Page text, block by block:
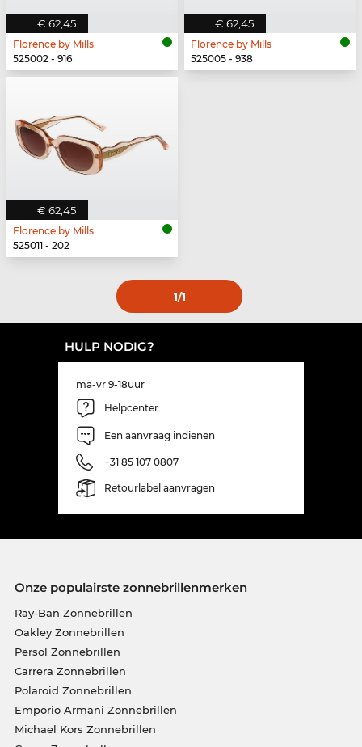
€ 62,45
Florence by Mills
525002 - 916
€ 62,45
Florence by Mills
525005 - 938
€ 62,45
Florence by Mills
525011 - 202
1/1
HULP NODIG?
ma-vr 9-18uur
Helpcenter
Een aanvraag indienen
+31 85 107 0807
Retourlabel aanvragen
Onze populairste zonnebrillenmerken
Ray-Ban Zonnebrillen
Oakley Zonnebrillen
Persol Zonnebrillen
Carrera Zonnebrillen
Polaroid Zonnebrillen
Emporio Armani Zonnebrillen
Michael Kors Zonnebrillen